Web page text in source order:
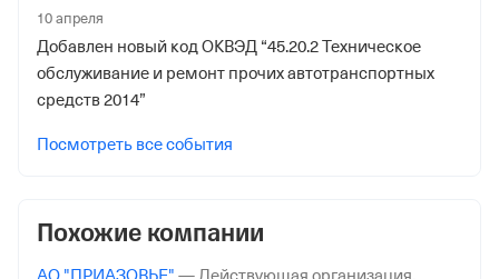
10 апреля
Добавлен новый код ОКВЭД “45.20.2 Техническое
обслуживание и ремонт прочих автотранспортных
средств 2014”
Посмотреть все события
Похожие компании